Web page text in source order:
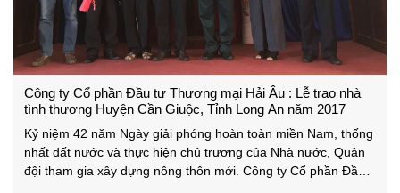
Công ty Cổ phần Đầu tư Thương mại Hải Âu : Lễ trao nhà
tình thương Huyện Cần Giuộc, Tỉnh Long An năm 2017
Kỷ niệm 42 năm Ngày giải phóng hoàn toàn miền Nam, thống
nhất đất nước và thực hiện chủ trương của Nhà nước, Quân
đội tham gia xây dựng nông thôn mới. Công ty Cổ phần Đầu